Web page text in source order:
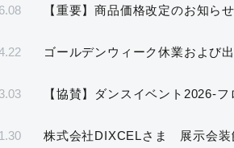
【重要】商品価格改定のお知らせ
ゴールデンウィーク休業および
【協賛】ダンスイベント2026-